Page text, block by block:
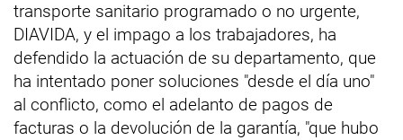
transporte sanitario programado o no urgente,
DIAVIDA, y el impago a los trabajadores, ha
defendido la actuación de su departamento, que
ha intentado poner soluciones "desde el día uno"
al conflicto, como el adelanto de pagos de
facturas o la devolución de la garantía, "que hubo